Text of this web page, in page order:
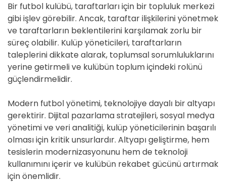
Bir futbol kulübü, taraftarları için bir topluluk merkezi
gibi işlev görebilir. Ancak, taraftar ilişkilerini yönetmek
ve taraftarların beklentilerini karşılamak zorlu bir
süreç olabilir. Kulüp yöneticileri, taraftarların
taleplerini dikkate alarak, toplumsal sorumluluklarını
yerine getirmeli ve kulübün toplum içindeki rolünü
güçlendirmelidir.
Modern futbol yönetimi, teknolojiye dayalı bir altyapı
gerektirir. Dijital pazarlama stratejileri, sosyal medya
yönetimi ve veri analitiği, kulüp yöneticilerinin başarılı
olması için kritik unsurlardır. Altyapı geliştirme, hem
tesislerin modernizasyonunu hem de teknoloji
kullanımını içerir ve kulübün rekabet gücünü artırmak
için önemlidir.